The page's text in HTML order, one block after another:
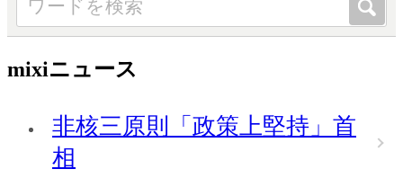
mixiニュース
非核三原則「政策上堅持」首
相